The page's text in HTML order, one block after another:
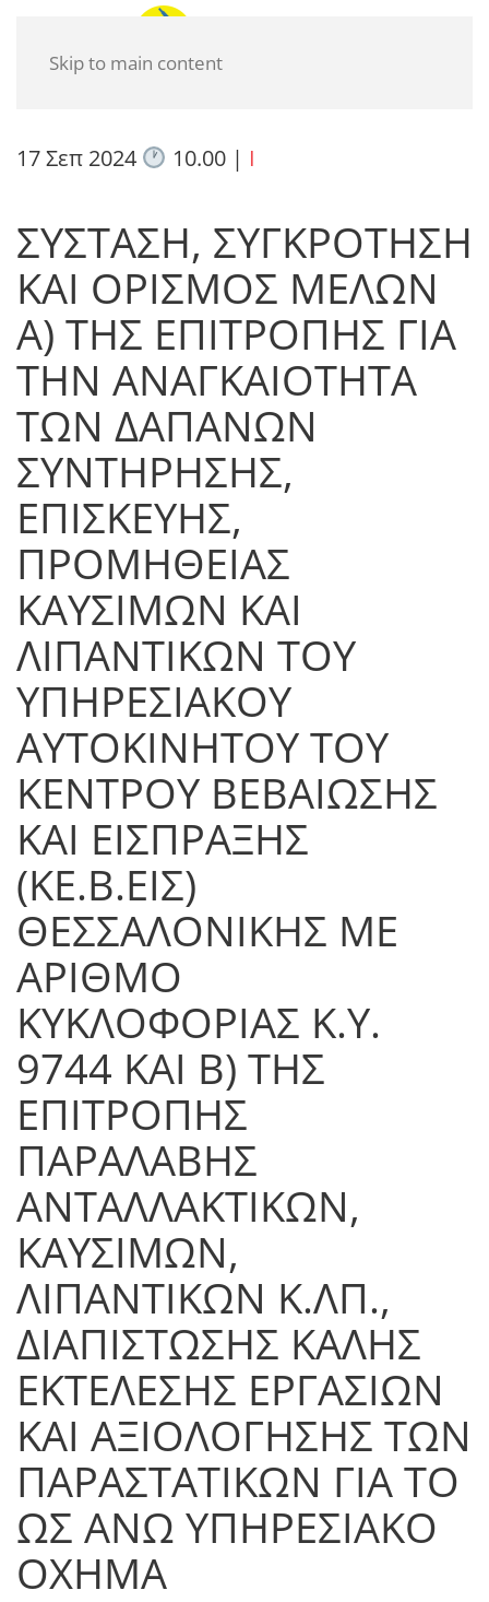
Skip to main content
17 Σεπ 2024 10.00| I
ΣΥΣΤΑΣΗ, ΣΥΓΚΡΟΤΗΣΗ
ΚΑΙ ΟΡΙΣΜΟΣ ΜΕΛΩΝ
Α) ΤΗΣ ΕΠΙΤΡΟΠΗΣ ΓΙΑ
ΤΗΝ ΑΝΑΓΚΑΙΟΤΗΤΑ
ΤΩΝ ΔΑΠΑΝΩΝ
ΣΥΝΤΗΡΗΣΗΣ,
ΕΠΙΣΚΕΥΗΣ,
ΠΡΟΜΗΘΕΙΑΣ
ΚΑΥΣΙΜΩΝ ΚΑΙ
ΛΙΠΑΝΤΙΚΩΝ ΤΟΥ
ΥΠΗΡΕΣΙΑΚΟΥ
ΑΥΤΟΚΙΝΗΤΟΥ ΤΟΥ
ΚΕΝΤΡΟΥ ΒΕΒΑΙΩΣΗΣ
ΚΑΙ ΕΙΣΠΡΑΞΗΣ
(ΚΕ.Β.ΕΙΣ)
ΘΕΣΣΑΛΟΝΙΚΗΣ ΜΕ
ΑΡΙΘΜΟ
ΚΥΚΛΟΦΟΡΙΑΣ Κ.Υ.
9744 ΚΑΙ Β) ΤΗΣ
ΕΠΙΤΡΟΠΗΣ
ΠΑΡΑΛΑΒΗΣ
ΑΝΤΑΛΛΑΚΤΙΚΩΝ,
ΚΑΥΣΙΜΩΝ,
ΛΙΠΑΝΤΙΚΩΝ Κ.ΛΠ.,
ΔΙΑΠΙΣΤΩΣΗΣ ΚΑΛΗΣ
ΕΚΤΕΛΕΣΗΣ ΕΡΓΑΣΙΩΝ
ΚΑΙ ΑΞΙΟΛΟΓΗΣΗΣ ΤΩΝ
ΠΑΡΑΣΤΑΤΙΚΩΝ ΓΙΑ ΤΟ
ΩΣ ΑΝΩ ΥΠΗΡΕΣΙΑΚΟ
ΟΧΗΜΑ